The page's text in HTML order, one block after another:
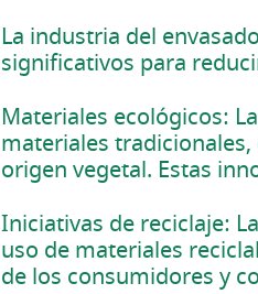
La industria del
significativos para
Materiales ecológicos:
materiales
origen vegetal. Estas
Iniciativas de reciclaje:
uso de materiales
de los consumidores y